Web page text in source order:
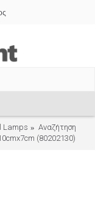
Lamps
Αναζήτηση
(80202130)